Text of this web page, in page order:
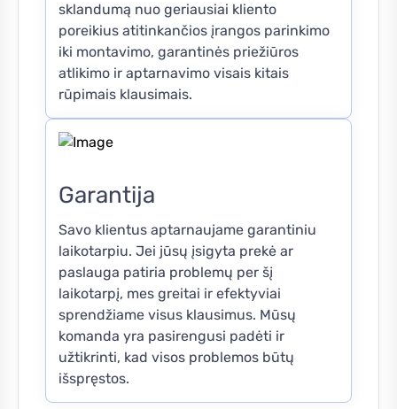
sklandumą nuo geriausiai kliento
poreikius atitinkančios įrangos parinkimo
iki montavimo, garantinės priežiūros
atlikimo ir aptarnavimo visais kitais
rūpimais klausimais.
Garantija
Savo klientus aptarnaujame garantiniu
laikotarpiu. Jei jūsų įsigyta prekė ar
paslauga patiria problemų per šį
laikotarpį, mes greitai ir efektyviai
sprendžiame visus klausimus. Mūsų
komanda yra pasirengusi padėti ir
užtikrinti, kad visos problemos būtų
išspręstos.